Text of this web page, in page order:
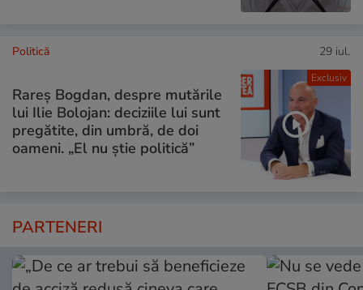
Exclusiv
Politică 29 iul.
Rareș Bogdan, despre mutările
lui Ilie Bolojan: deciziile lui sunt
pregătite, din umbră, de doi
oameni. „El nu știe politică”
PARTENERI